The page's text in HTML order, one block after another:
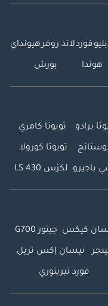
فوردلاند روفرهيونداي
هوندا بورش
برادو تويوتا كامري
تويوتا كورولا
باجيرو لكزس LS 430
كيكس جيتور G700
نيسان إكس تريل
فورد تيريتوري